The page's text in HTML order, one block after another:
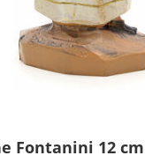
Fontanini 12 cm